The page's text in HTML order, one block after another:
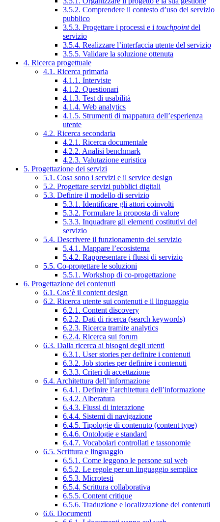
3.5.2. Comprendere il contesto d’uso del servizio
pubblico
3.5.3. Progettare i processi e i touchpointdel
servizio
3.5.4. Realizzare l’interfaccia utente del servizio
3.5.5. Validare la soluzione ottenuta
4. Ricerca progettuale
4.1. Ricerca primaria
4.1.1. Interviste
4.1.2. Questionari
4.1.3. Test di usabilità
4.1.4. Web analytics
4.1.5. Strumenti di mappatura dell’esperienza
utente
4.2. Ricerca secondaria
4.2.1. Ricerca documentale
4.2.2. Analisi benchmark
4.2.3. Valutazione euristica
5. Progettazione dei servizi
5.1. Cosa sono i servizi e il service design
5.2. Progettare servizi pubblici digitali
5.3. Definire il modello di servizio
5.3.1. Identificare gli attori coinvolti
5.3.2. Formulare la proposta di valore
5.3.3. Inquadrare gli elementi costitutivi del
servizio
5.4. Descrivere il funzionamento del servizio
5.4.1. Mappare l’ecosistema
5.4.2. Rappresentare i flussi di servizio
5.5. Co-progettare le soluzioni
5.5.1. Workshop di co-progettazione
6. Progettazione dei contenuti
6.1. Cos’è il content design
6.2. Ricerca utente sui contenuti e il linguaggio
6.2.1. Content discovery
6.2.2. Dati di ricerca (search keywords)
6.2.3. Ricerca tramite analytics
6.2.4. Ricerca sui forum
6.3. Dalla ricerca ai bisogni degli utenti
6.3.1. User stories per definire i contenuti
6.3.2. Job stories per definire i contenuti
6.3.3. Criteri di accettazione
6.4. Architettura dell’informazione
6.4.1. Definire l’architettura dell’informazione
6.4.2. Alberatura
6.4.3. Flussi di interazione
6.4.4. Sistemi di navigazione
6.4.5. Tipologie di contenuto (content type)
6.4.6. Ontologie e standard
6.4.7. Vocabolari controllati e tassonomie
6.5. Scrittura e linguaggio
6.5.1. Come leggono le persone sul web
6.5.2. Le regole per un linguaggio semplice
6.5.3. Microtesti
6.5.4. Scrittura collaborativa
6.5.5. Content critique
6.5.6. Traduzione e localizzazione dei contenuti
6.6. Documenti